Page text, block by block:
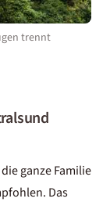
trennt
ganze Familie
Das